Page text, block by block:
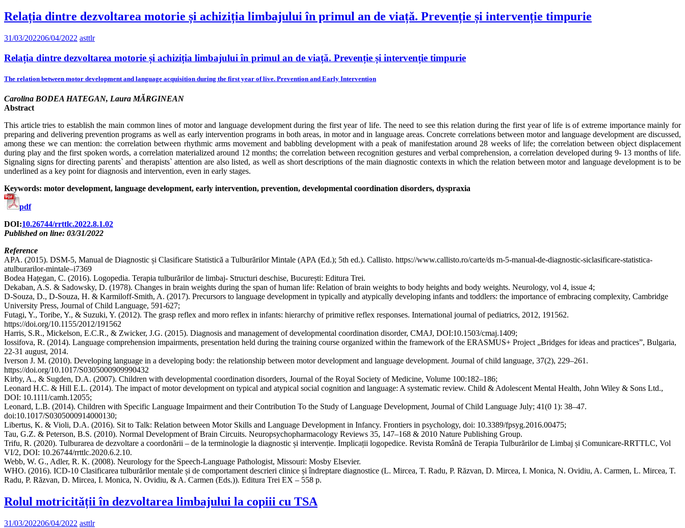
Relația dintre dezvoltarea motorie și achiziția limbajului în primul an de viață. Prevenție și intervenție timpurie
31/03/202206/04/2022 asttlr
Relația dintre dezvoltarea motorie și achiziția limbajului în primul an de viață. Prevenție și intervenție timpurie
The relation between motor development and language acquisition during the first year of live. Prevention and Early Intervention
Carolina BODEA HATEGAN, Laura MĂRGINEAN
Abstract
This article tries to establish the main common lines of motor and language development during the first year of life. The need to see this relation during the first year of life is of extreme importance mainly for
preparing and delivering prevention programs as well as early intervention programs in both areas, in motor and in language areas. Concrete correlations between motor and language development are discussed,
among these we can mention: the correlation between rhythmic arms movement and babbling development with a peak of manifestation around 28 weeks of life; the correlation between object displacement
during play and the first spoken words, a correlation materialized around 12 months; the correlation between recognition gestures and verbal comprehension, a correlation developed during 9- 13 months of life.
Signaling signs for directing parents` and therapists` attention are also listed, as well as short descriptions of the main diagnostic contexts in which the relation between motor and language development is to be
underlined as a key point for diagnosis and intervention, even in early stages.
Keywords: motor development, language development, early intervention, prevention, developmental coordination disorders, dyspraxia
pdf
DOI:10.26744/rrttlc.2022.8.1.02
Published on line: 03/31/2022
Reference
APA. (2015). DSM-5, Manual de Diagnostic și Clasificare Statistică a Tulburărilor Mintale (APA (Ed.); 5th ed.). Callisto. https://www.callisto.ro/carte/ds m-5-manual-de-diagnostic-siclasificare-statistica-
atulburarilor-mintale–i7369
Bodea Hațegan, C. (2016). Logopedia. Terapia tulburărilor de limbaj- Structuri deschise, București: Editura Trei.
Dekaban, A.S. & Sadowsky, D. (1978). Changes in brain weights during the span of human life: Relation of brain weights to body heights and body weights. Neurology, vol 4, issue 4;
D-Souza, D., D-Souza, H. & Karmiloff-Smith, A. (2017). Precursors to language development in typically and atypically developing infants and toddlers: the importance of embracing complexity, Cambridge
University Press, Journal of Child Language, 591-627;
Futagi, Y., Toribe, Y., & Suzuki, Y. (2012). The grasp reflex and moro reflex in infants: hierarchy of primitive reflex responses. International journal of pediatrics, 2012, 191562.
https://doi.org/10.1155/2012/191562
Harris, S.R., Mickelson, E.C.R., & Zwicker, J.G. (2015). Diagnosis and management of developmental coordination disorder, CMAJ, DOI:10.1503/cmaj.1409;
Iossifova, R. (2014). Language comprehension impairments, presentation held during the training course organized within the framework of the ERASMUS+ Project „Bridges for ideas and practices”, Bulgaria,
22-31 august, 2014.
Iverson J. M. (2010). Developing language in a developing body: the relationship between motor development and language development. Journal of child language, 37(2), 229–261.
https://doi.org/10.1017/S0305000909990432
Kirby, A., & Sugden, D.A. (2007). Children with developmental coordination disorders, Journal of the Royal Society of Medicine, Volume 100:182–186;
Leonard H.C. & Hill E.L. (2014). The impact of motor development on typical and atypical social cognition and language: A systematic review. Child & Adolescent Mental Health, John Wiley & Sons Ltd.,
DOI: 10.1111/camh.12055;
Leonard, L.B. (2014). Children with Specific Language Impairment and their Contribution To the Study of Language Development, Journal of Child Language July; 41(0 1): 38–47.
doi:10.1017/S0305000914000130;
Libertus, K. & Violi, D.A. (2016). Sit to Talk: Relation between Motor Skills and Language Development in Infancy. Frontiers in psychology, doi: 10.3389/fpsyg.2016.00475;
Tau, G.Z. & Peterson, B.S. (2010). Normal Development of Brain Circuits. Neuropsychopharmacology Reviews 35, 147–168 & 2010 Nature Publishing Group.
Trifu, R. (2020). Tulburarea de dezvoltare a coordonării – de la terminologie la diagnostic și intervenție. Implicații logopedice. Revista Română de Terapia Tulburărilor de Limbaj și Comunicare-RRTTLC, Vol
VI/2, DOI: 10.26744/rrttlc.2020.6.2.10.
Webb, W. G., Adler, R. K. (2008). Neurology for the Speech-Language Pathologist, Missouri: Mosby Elsevier.
WHO. (2016). ICD-10 Clasificarea tulburărilor mentale și de comportament descrieri clinice și îndreptare diagnostice (L. Mircea, T. Radu, P. Răzvan, D. Mircea, I. Monica, N. Ovidiu, A. Carmen, L. Mircea, T.
Radu, P. Răzvan, D. Mircea, I. Monica, N. Ovidiu, & A. Carmen (Eds.)). Editura Trei EX – 558 p.
Rolul motricității în dezvoltarea limbajului la copiii cu TSA
31/03/202206/04/2022 asttlr